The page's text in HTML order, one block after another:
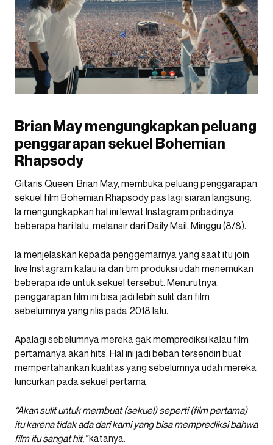
Brian May mengungkapkan peluang
penggarapan sekuel Bohemian
Rhapsody
Gitaris Queen, Brian May, membuka peluang penggarapan
sekuel film Bohemian Rhapsody pas lagi siaran langsung.
Ia mengungkapkan hal ini lewat Instagram pribadinya
beberapa hari lalu, melansir dari Daily Mail, Minggu (8/8).
Ia menjelaskan kepada penggemarnya yang saat itu join
live Instagram kalau ia dan tim produksi udah menemukan
beberapa ide untuk sekuel tersebut. Menurutnya,
penggarapan film ini bisa jadi lebih sulit dari film
sebelumnya yang rilis pada 2018 lalu.
Apalagi sebelumnya mereka gak memprediksi kalau film
pertamanya akan hits. Hal ini jadi beban tersendiri buat
mempertahankan kualitas yang sebelumnya udah mereka
luncurkan pada sekuel pertama.
“Akan sulit untuk membuat (sekuel) seperti (film pertama)
itu karena tidak ada dari kami yang bisa memprediksi bahwa
film itu sangat hit,”katanya.